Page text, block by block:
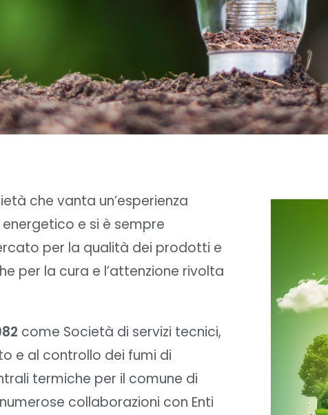
che vanta un’esperienza
e si è sempre
per la qualità dei prodotti e
per la cura e l’attenzione rivolta
come Società di servizi tecnici,
e al controllo dei fumi di
termiche per il comune di
collaborazioni con Enti